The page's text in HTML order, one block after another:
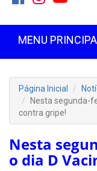
MENU
Página Inicial
Nesta segunda-
contra gripe!
Nesta
o dia D